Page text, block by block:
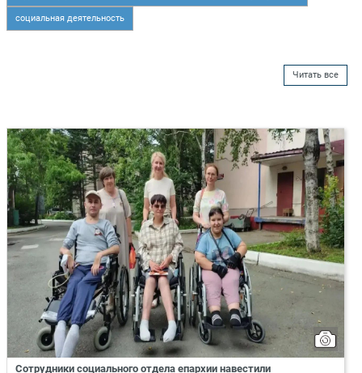
социальная деятельность
Читать все
Сотрудники социального отдела епархии навестили